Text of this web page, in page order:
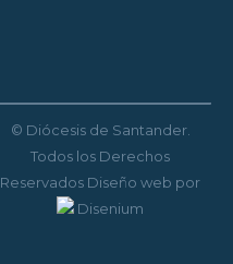
© Diócesis de Santander.
Todos los Derechos
Reservados Diseño web por
Disenium